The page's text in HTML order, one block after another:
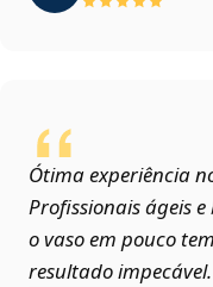
Ótima experiência
Profissionais ágeis
o vaso em pouco
resultado impecável.